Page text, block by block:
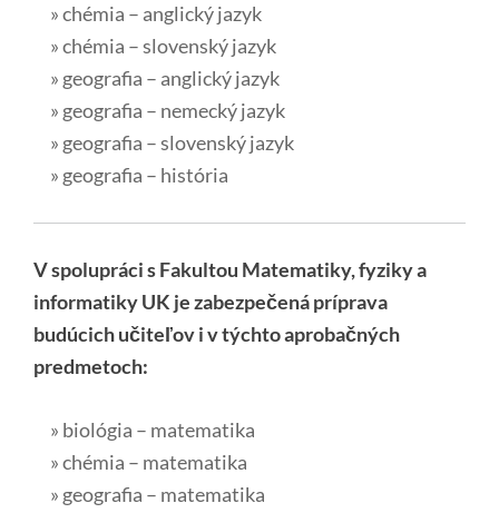
» chémia – anglický jazyk
» chémia – slovenský jazyk
» geografia – anglický jazyk
» geografia – nemecký jazyk
» geografia – slovenský jazyk
» geografia – história
V spolupráci s Fakultou Matematiky, fyziky a
informatiky UK je zabezpečená príprava
budúcich učiteľov i v týchto aprobačných
predmetoch:
» biológia – matematika
» chémia – matematika
» geografia – matematika